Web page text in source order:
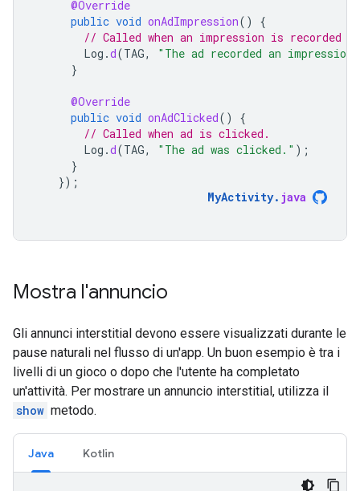
@Override
public void onAdImpression()
{
// Called when an impression is recorded
Log .d(TAG,
"The ad recorded an
}
@Override
public void onAdClicked()
{
// Called when ad is clicked.
Log .d(TAG, "The ad was clicked." );
}
});
MyActivity. java
Mostra l'annuncio
Gli annunci interstitial devono essere visualizzati durante le
pause naturali nel flusso di un'app. Un buon esempio è tra i
livelli di un gioco o dopo che l'utente ha completato
un'attività. Per mostrare un annuncio interstitial, utilizza il
show metodo.
Java Kotlin